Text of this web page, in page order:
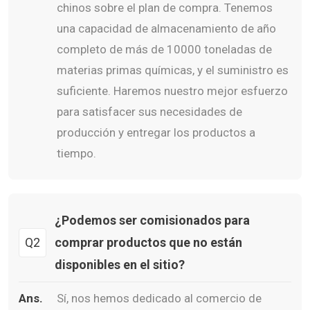
chinos sobre el plan de compra. Tenemos
una capacidad de almacenamiento de año
completo de más de 10000 toneladas de
materias primas químicas, y el suministro es
suficiente. Haremos nuestro mejor esfuerzo
para satisfacer sus necesidades de
producción y entregar los productos a
tiempo.
Q2
¿Podemos ser comisionados para
comprar productos que no están
disponibles en el sitio?
Ans.
Sí, nos hemos dedicado al comercio de